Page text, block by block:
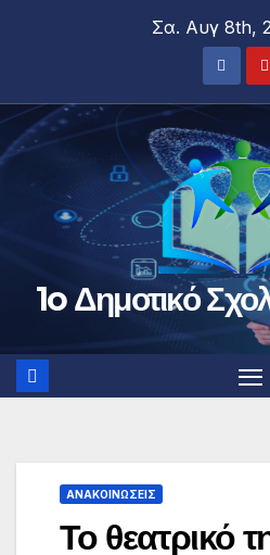
Σα. Αυγ 8th,
1o Δημοτικό
ΑΝΑΚΟΙΝΏΣΕΙΣ
Το θεατρικό